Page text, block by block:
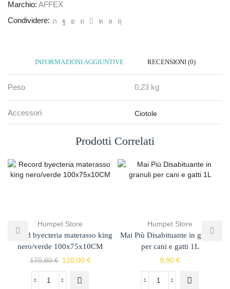
Marchio: AFFEX
Condividere:
INFORMAZIONI AGGIUNTIVE RECENSIONI (0)
Peso 0,23 kg
Accessori Ciotole
Prodotti Correlati
Humpet Store
Record byecteria materasso king
nero/verde 100x75x10CM
170,80€ 120,00 €
Humpet Store
Mai Più Disabituante in granuli
per cani e gatti 1L
9,90 €